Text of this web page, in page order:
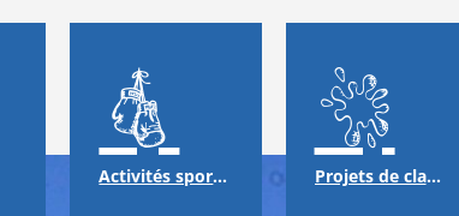
Activités sportives Projets de classes & échanges